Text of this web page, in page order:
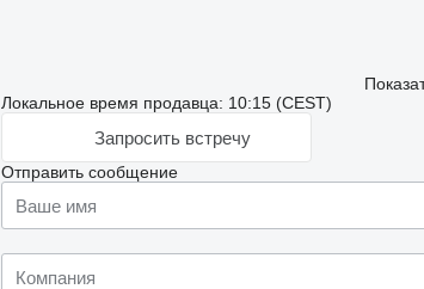
Локальное время продавца: 10:15 (CEST)
Запросить встречу
Отправить сообщение